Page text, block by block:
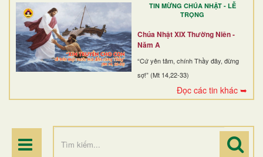
TIN MỪNG CHÚA NHẬT - LỄ
TRỌNG
Chúa Nhật XIX Thường Niên -
Năm A
“Cứ yên tâm, chính Thầy đây, đừng
sợ!” (Mt 14,22-33)
Đọc các tin khác ➥
DÒNG TU
BAN MỤC VỤ
ĐOÀN THỂ CG
ĐIỂM HÀNH HƯƠNG